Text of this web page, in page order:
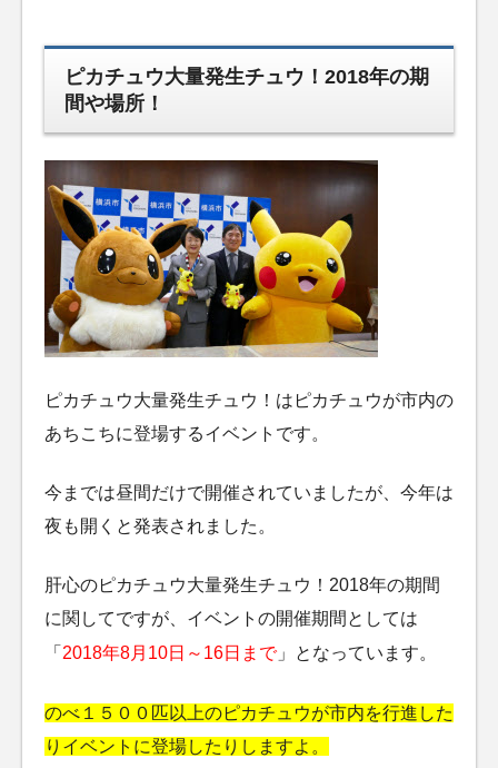
ピカチュウ大量発生チュウ！2018年の期
間や場所！
ピカチュウ大量発生チュウ！はピカチュウが市内の
あちこちに登場するイベントです。
今までは昼間だけで開催されていましたが、今年は
夜も開くと発表されました。
肝心のピカチュウ大量発生チュウ！2018年の期間
に関してですが、イベントの開催期間としては
「 2018年8月10日～16日まで」となっています。
のべ１５００匹以上のピカチュウが市内を行進した
りイベントに登場したりしますよ。